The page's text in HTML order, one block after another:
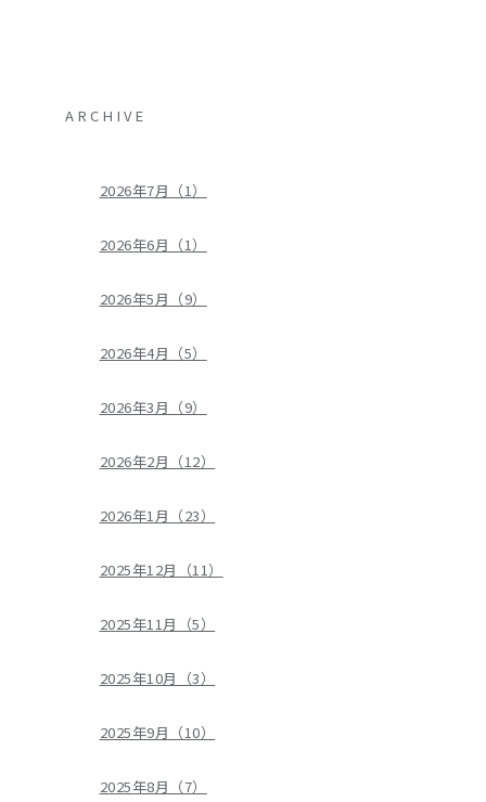
ARCHIVE
2026年7月（1）
2026年6月（1）
2026年5月（9）
2026年4月（5）
2026年3月（9）
2026年2月（12）
2026年1月（23）
2025年12月（11）
2025年11月（5）
2025年10月（3）
2025年9月（10）
2025年8月（7）